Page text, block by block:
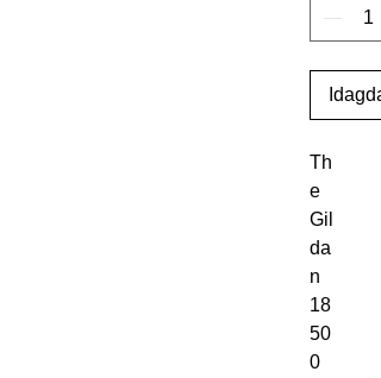
Th
e
Gil
da
n
18
50
0